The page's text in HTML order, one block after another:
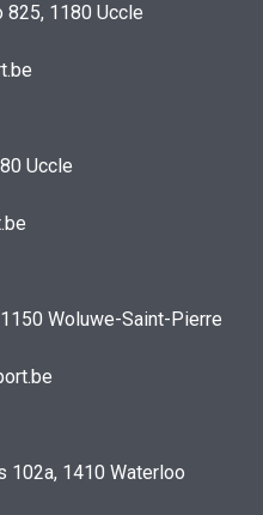
825, 1180 Uccle
Uccle
Woluwe-Saint-Pierre
102a, 1410 Waterloo